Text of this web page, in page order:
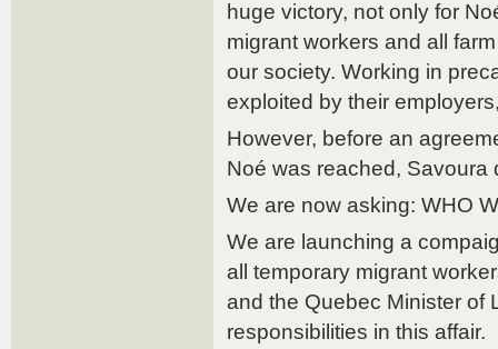
huge victory, not only for
migrant workers and all
our society. Working in
exploited by their
However, before an
Noé was reached, Savoura
We are now asking: WHO
We are launching a
all temporary migrant
and the Quebec Minister of
responsibilities in this affair.